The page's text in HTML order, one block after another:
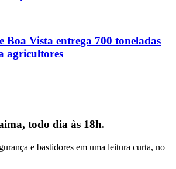
Boa Vista entrega 700 toneladas
agricultores
todo dia às 18h.
e bastidores em uma leitura curta, no